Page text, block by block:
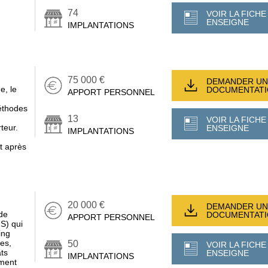
74
IMPLANTATIONS
VOIR LA FICHE
ENSEIGNE
le
après
75 000 €
APPORT PERSONNEL
13
IMPLANTATIONS
DEMANDER
VOIR LA FICHE
ENSEIGNE
qui
20 000 €
APPORT PERSONNEL
50
IMPLANTATIONS
DEMANDER
VOIR LA FICHE
ENSEIGNE